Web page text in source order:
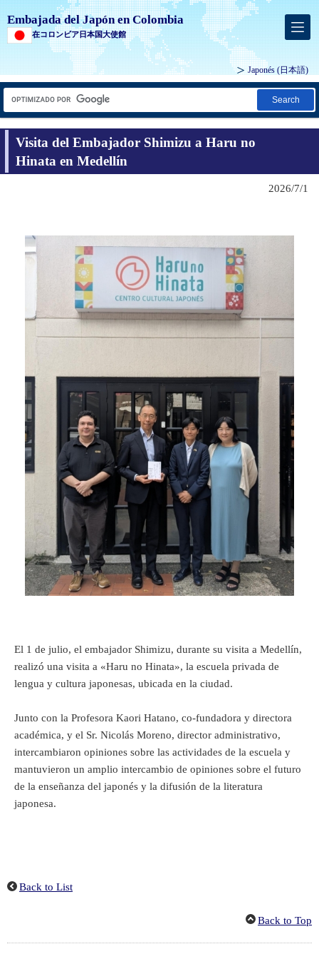
Embajada del Japón en Colombia
在コロンビア日本国大使館
Japonés (日本語)
Search
Visita del Embajador Shimizu a Haru no
Hinata en Medellín
2026/7/1
El 1 de julio, el embajador Shimizu, durante su visita a Medellín,
realizó una visita a «Haru no Hinata», la escuela privada de
lengua y cultura japonesas, ubicada en la ciudad.
Junto con la Profesora Kaori Hatano, co-fundadora y directora
académica, y el Sr. Nicolás Moreno, director administrativo,
intercambiaron opiniones sobre las actividades de la escuela y
mantuvieron un amplio intercambio de opiniones sobre el futuro
de la enseñanza del japonés y la difusión de la literatura
japonesa.
Back to List
Back to Top